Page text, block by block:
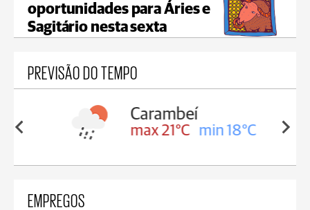
oportunidades para Áries e
Sagitário nesta sexta
PREVISÃO DO TEMPO
18°C
Carambeí
max 21°C min 18°C
EMPREGOS